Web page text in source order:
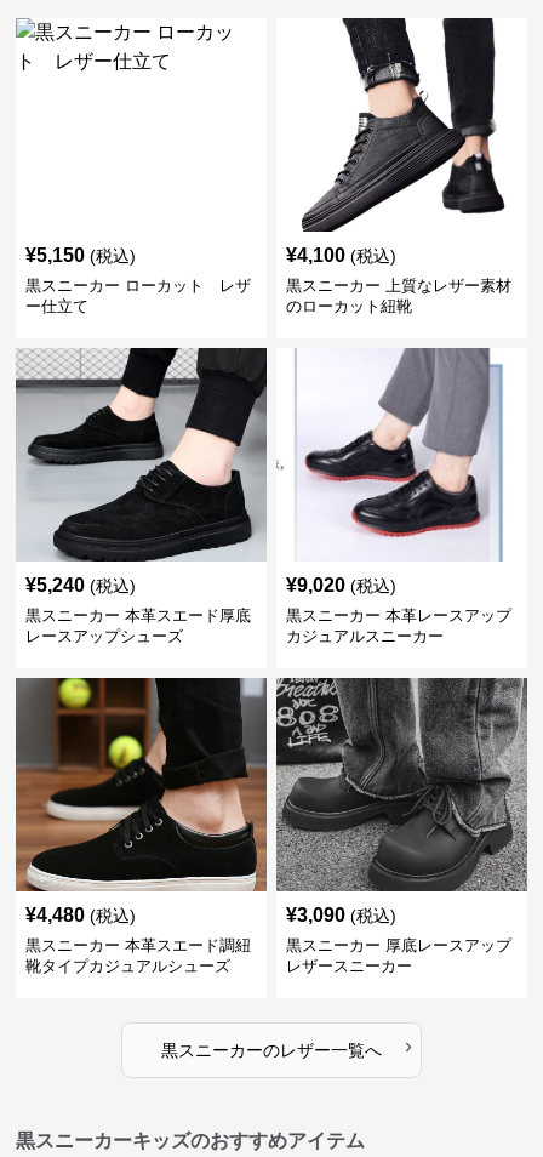
¥5,150 (税込)
黒スニーカー ローカット レザ
ー仕立て
¥4,100 (税込)
黒スニーカー 上質なレザー素材
のローカット紐靴
¥5,240 (税込)
黒スニーカー 本革スエード厚底
レースアップシューズ
¥9,020 (税込)
黒スニーカー 本革レースアップ
カジュアルスニーカー
¥4,480 (税込)
黒スニーカー 本革スエード調紐
靴タイプカジュアルシューズ
¥3,090 (税込)
黒スニーカー 厚底レースアップ
レザースニーカー
黒スニーカーのレザー一覧へ ›
黒スニーカーキッズのおすすめアイテム